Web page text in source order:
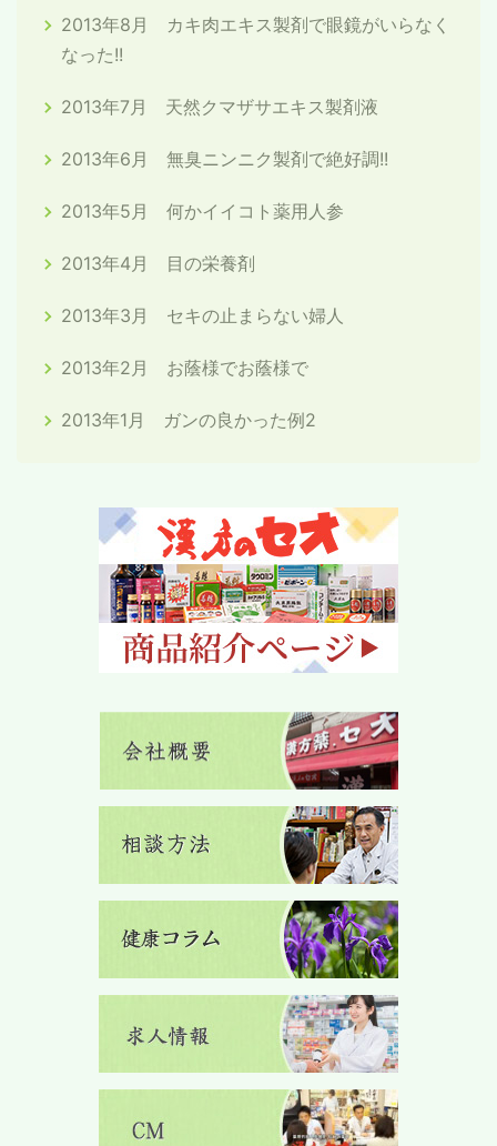
2013年8月 カキ肉エキス製剤で眼鏡がいらなく
なった!!
2013年7月 天然クマザサエキス製剤液
2013年6月 無臭ニンニク製剤で絶好調!!
2013年5月 何かイイコト薬用人参
2013年4月 目の栄養剤
2013年3月 セキの止まらない婦人
2013年2月 お蔭様でお蔭様で
2013年1月 ガンの良かった例2